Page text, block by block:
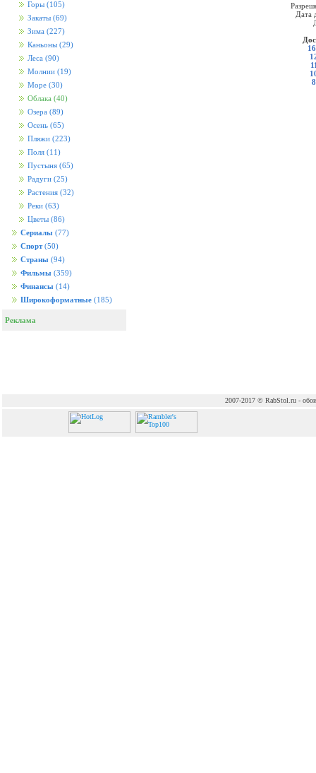
Горы (105)
Закаты (69)
Зима (227)
Каньоны (29)
Леса (90)
Молнии (19)
Море (30)
Облака (40)
Озера (89)
Осень (65)
Пляжи (223)
Поля (11)
Пустыня (65)
Радуги (25)
Растения (32)
Реки (63)
Цветы (86)
Сериалы (77)
Спорт (50)
Страны (94)
Фильмы (359)
Финансы (14)
Широкоформатные (185)
Реклама
Дата
2007-2017 © RabStol.ru - обои